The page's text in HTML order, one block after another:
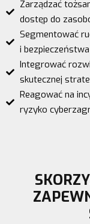
Zarządzać
dostęp do
Segmentować
i
Integrować
skutecznej
Reagować na
ryzyko